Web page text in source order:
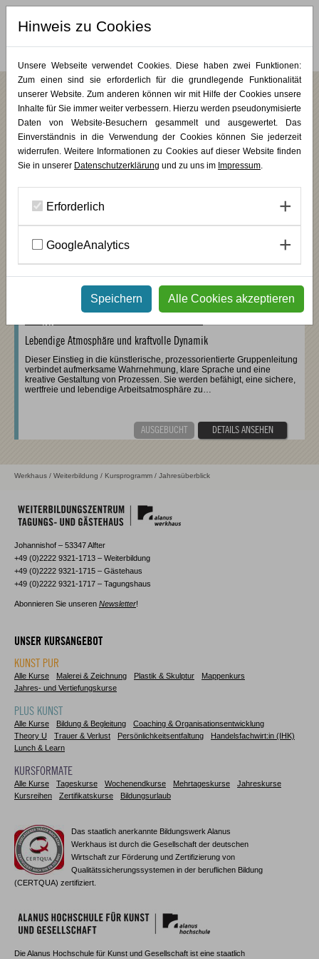
MERKLISTE (0)
PLUS KUNST / Bildung & Begleitung
Die Kurskategorie Bildung und Begleitung verbindet künstlerisches
Erleben und Erfahren mit professioneller Entwicklung. Die Angebote
richten sich an Menschen, diekünstlerische und gestaltende
Präsenz und die Fähigkeit, künstlerische Zugänge in
pädagogische,
KursNr 26.069 Wochenendkurse/Bildung &
Begleitung/PLUS KUNST
Lebendige Atmosphäre und kraftvolle Dynamik
Dieser Einstieg in die künstlerische, prozessorientierte Gruppenleitung
verbindet aufmerksame Wahrnehmung, klare Sprache und eine
kreative Gestaltung von Prozessen. Sie werden befähigt, eine sichere,
wertfreie und lebendige Arbeitsatmosphäre zu…
AUSGEBUCHT DETAILS ANSEHEN
Werkhaus / Weiterbildung / Kursprogramm / Jahresüberblick
Johannishof – 53347 Alfter
+49 (0)2222 9321-1713 – Weiterbildung
+49 (0)2222 9321-1715 – Gästehaus
+49 (0)2222 9321-1717 – Tagungshaus
Abonnieren Sie unseren Newsletter!
UNSER KURSANGEBOT
KUNST PUR
Alle Kurse Malerei & Zeichnung Plastik & Skulptur
Mappenkurs
Jahres- und Vertiefungskurse
PLUS KUNST
Alle Kurse Bildung & Begleitung
Coaching & Organisationsentwicklung
Theory U
Trauer & Verlust Persönlichkeitsentfaltung
Handelsfachwirt:in (IHK)
Lunch & Learn
KURSFORMATE
Alle Kurse Tageskurse Wochenendkurse Mehrtageskurse
Jahreskurse
Kursreihen
Zertifikatskurse Bildungsurlaub
Das staatlich anerkannte Bildungswerk Alanus
Werkhaus ist durch die Gesellschaft der deutschen
Wirtschaft zur Förderung und Zertifizierung von
Qualitätssicherungssystemen in der beruflichen Bildung
(CERTQUA) zertifiziert.
Die Alanus Hochschule für Kunst und Gesellschaft ist eine staatlich
Hinweis zu Cookies
Unsere Webseite verwendet Cookies. Diese haben zwei Funktionen:
Zum einen sind sie erforderlich für die grundlegende Funktionalität
unserer Website. Zum anderen können wir mit Hilfe der Cookies unsere
Inhalte für Sie immer weiter verbessern. Hierzu werden pseudonymisierte
Daten von Website-Besuchern gesammelt und ausgewertet. Das
Einverständnis in die Verwendung der Cookies können Sie jederzeit
widerrufen. Weitere Informationen zu Cookies auf dieser Website finden
Sie in unserer Datenschutzerklärung und zu uns im Impressum.
Erforderlich
GoogleAnalytics
Speichern Alle Cookies akzeptieren